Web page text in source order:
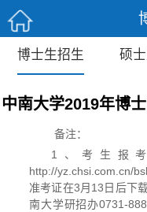
博士生招生 硕
中南大学2019年博
备注：
1 、考生报
http://yz.chsi.com.cn/
准考证在3月 13 日 后下载
南大学研招办0731-